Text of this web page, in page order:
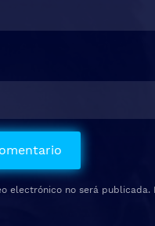
electrónico no será publicada.